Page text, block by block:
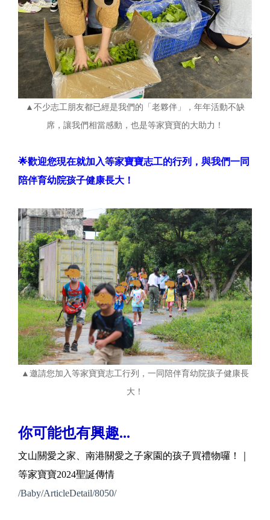
▲不少志工朋友都已經是我們的「老夥伴」，年年活動不缺
席，讓我們相當感動，也是等家寶寶的大助力！
🌟歡迎您現在就加入等家寶寶志工的行列，與我們一同
陪伴育幼院孩子健康長大！
▲邀請您加入等家寶寶志工行列，一同陪伴育幼院孩子健康長
大！
你可能也有興趣...
文山關愛之家、南港關愛之子家園的孩子買禮物囉！｜
等家寶寶2024聖誕傳情
/Baby/ArticleDetail/8050/